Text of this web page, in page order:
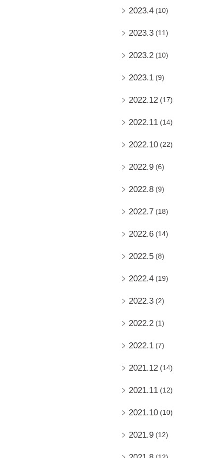
2023.4 (10)
2023.3 (11)
2023.2 (10)
2023.1 (9)
2022.12 (17)
2022.11 (14)
2022.10 (22)
2022.9 (6)
2022.8 (9)
2022.7 (18)
2022.6 (14)
2022.5 (8)
2022.4 (19)
2022.3 (2)
2022.2 (1)
2022.1 (7)
2021.12 (14)
2021.11 (12)
2021.10 (10)
2021.9 (12)